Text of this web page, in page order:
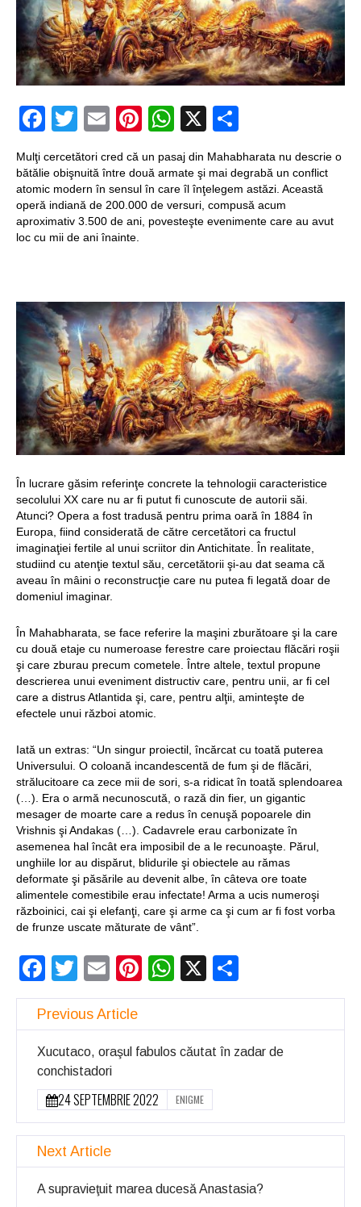
un craniu de
dinozaur Mongoliei
Mulţi soldaţi
canadieni sunt
Timna Park şi
Minele regelui
Solomon
Fenomen straniu pe
cerul Spaniei
Structurile
enigmatice de la
Gobelki Tepe din
Facebook
Twitter
EmailPinterest
WhatsApp
X
Mulţi cercetători cred că un pasaj din Mahabharata nu descrie o
bătălie obişnuită între două armate şi mai degrabă un conflict
atomic modern în sensul în care îl înţelegem astăzi. Această
operă indiană de 200.000 de versuri, compusă acum
aproximativ 3.500 de ani, povesteşte evenimente care au avut
loc cu mii de ani înainte.
În lucrare găsim referinţe concrete la tehnologii caracteristice
secolului XX care nu ar fi putut fi cunoscute de autorii săi.
Atunci? Opera a fost tradusă pentru prima oară în 1884 în
Europa, fiind considerată de către cercetători ca fructul
imaginaţiei fertile al unui scriitor din Antichitate. În realitate,
studiind cu atenţie textul său, cercetătorii şi-au dat seama că
aveau în mâini o reconstrucţie care nu putea fi legată doar de
domeniul imaginar.
În Mahabharata, se face referire la maşini zburătoare şi la care
cu două etaje cu numeroase ferestre care proiectau flăcări roşii
şi care zburau precum cometele. Între altele, textul propune
descrierea unui eveniment distructiv care, pentru unii, ar fi cel
care a distrus Atlantida şi, care, pentru alţii, aminteşte de
efectele unui război atomic.
Iată un extras: “Un singur proiectil, încărcat cu toată puterea
Universului. O coloană incandescentă de fum şi de flăcări,
strălucitoare ca zece mii de sori, s-a ridicat în toată splendoarea
(…). Era o armă necunoscută, o rază din fier, un gigantic
mesager de moarte care a redus în cenuşă popoarele din
Vrishnis şi Andakas (…). Cadavrele erau carbonizate în
asemenea hal încât era imposibil de a le recunoaşte. Părul,
unghiile lor au dispărut, blidurile şi obiectele au rămas
deformate şi păsările au devenit albe, în câteva ore toate
alimentele comestibile erau infectate! Arma a ucis numeroşi
războinici, cai şi elefanţi, care şi arme ca şi cum ar fi fost vorba
de frunze uscate măturate de vânt”.
Facebook
Twitter
EmailPinterest
WhatsApp
X
Previous Article
Xucutaco, oraşul fabulos căutat în zadar de
conchistadori
24 SEPTEMBRIE 2022 ENIGME
Next Article
A supravieţuit marea ducesă Anastasia?